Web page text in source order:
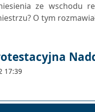
ze wschodu
O tym
17:39